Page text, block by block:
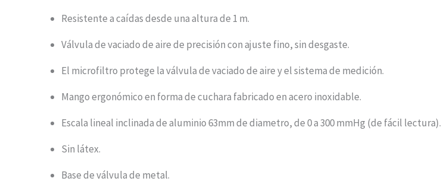
Resistente a caídas desde una altura de 1 m.
Válvula de vaciado de aire de precisión con ajuste fino, sin desgaste.
El microfiltro protege la válvula de vaciado de aire y el sistema de medición.
Mango ergonómico en forma de cuchara fabricado en acero inoxidable.
Escala lineal inclinada de aluminio 63mm de diametro, de 0 a 300 mmHg (de fácil lectura).
Sin látex.
Base de válvula de metal.